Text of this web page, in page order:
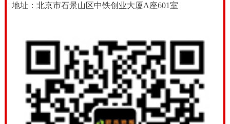
地址：北京市石景山区中铁创业大厦A座601室